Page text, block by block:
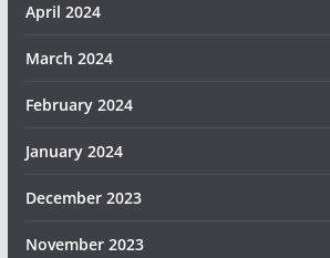
April 2024
March 2024
February 2024
January 2024
December 2023
November 2023